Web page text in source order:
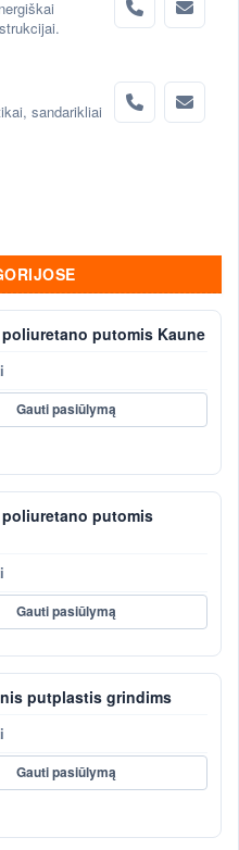
sandarikliai
putomis Kaune
Gauti pasiūlymą
putomis
Gauti pasiūlymą
putplastis grindims
Gauti pasiūlymą